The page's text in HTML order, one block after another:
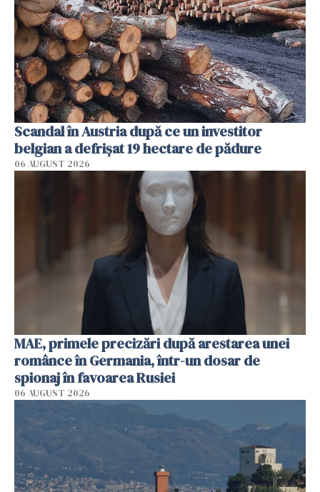
Scandal în Austria după ce un investitor
belgian a defrișat 19 hectare de pădure
06 AUGUST 2026
MAE, primele precizări după arestarea unei
românce în Germania, într-un dosar de
spionaj în favoarea Rusiei
06 AUGUST 2026